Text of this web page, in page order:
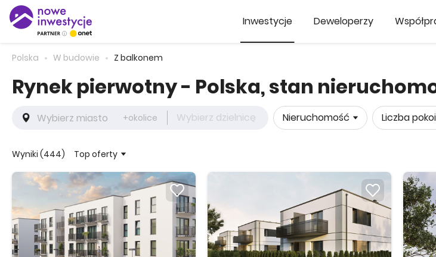
Inwestycje Deweloperzy
Polska W budowie Z balkonem
Rynek pierwotny - Polska, stan
+okolice Wybierz dzielnicę Nieruchomość Liczba pokoi
Wyniki (444) Top oferty